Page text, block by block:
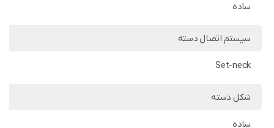
ساده
سیستم اتصال دسته
Set-neck
شکل دسته
ساده